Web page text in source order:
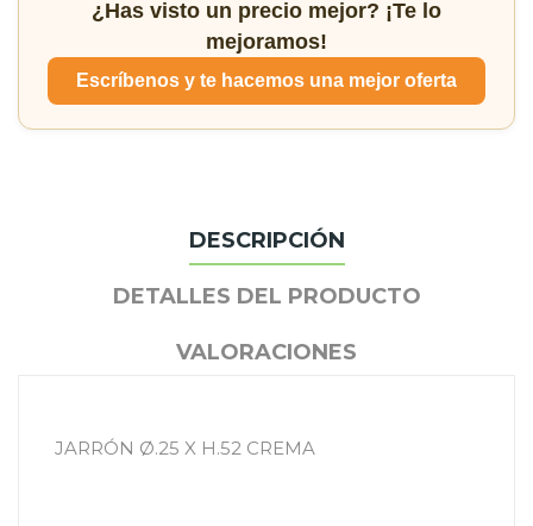
¿Has visto un precio mejor? ¡Te lo
mejoramos!
Escríbenos y te hacemos una mejor oferta
DESCRIPCIÓN
DETALLES DEL PRODUCTO
VALORACIONES
JARRÓN Ø.25 X H.52 CREMA